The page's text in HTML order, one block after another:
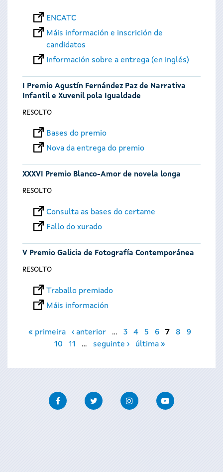
ENCATC
Máis información e inscrición de
candidatos
Información sobre a entrega (en inglés)
I Premio Agustín Fernández Paz de Narrativa
Infantil e Xuvenil pola Igualdade
RESOLTO
Bases do premio
Nova da entrega do premio
XXXVI Premio Blanco-Amor de novela longa
RESOLTO
Consulta as bases do certame
Fallo do xurado
V Premio Galicia de Fotografía Contemporánea
RESOLTO
Traballo premiado
Máis información
Páxinas
« primeira ‹ anterior … 3 4 5 6 7 8
9
10
11 … seguinte › última »
FacebookTwitter InstagramYoutube